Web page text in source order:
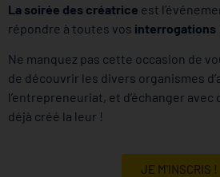
La soirée des créatrice est
répondre à toutes vos interrogations
Ne manquez pas cette occasion de
de découvrir les divers organismes
l’entrepreneuriat, et d’échanger
déjà créé la leur !
JE M'INSCRIS !